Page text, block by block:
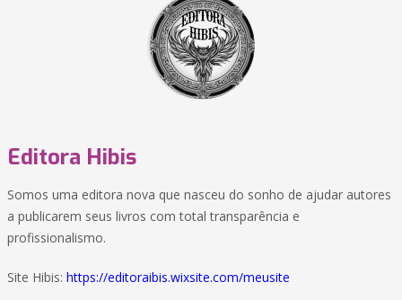
Editora Hibis
Somos uma editora nova que nasceu do sonho de ajudar autores
a publicarem seus livros com total transparência e
profissionalismo.
Site Hibis: https://editoraibis.wixsite.com/meusite